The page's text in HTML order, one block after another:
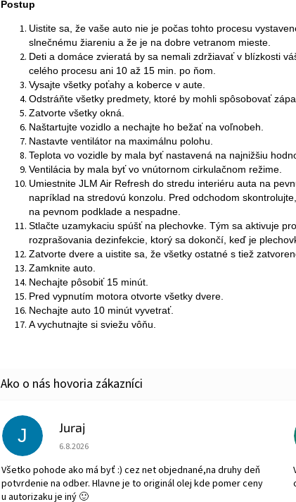
Postup
Uistite sa, že vaše auto nie je počas tohto procesu
slnečnému žiareniu a že je na dobre vetranom mieste.
Deti a domáce zvieratá by sa nemali zdržiavať v blízkosti
celého procesu ani 10 až 15 min. po ňom.
Vysajte všetky poťahy a koberce v aute.
Odstráňte všetky predmety, ktoré by mohli spôsobovať
Zatvorte všetky okná.
Naštartujte vozidlo a nechajte ho bežať na voľnobeh.
Nastavte ventilátor na maximálnu polohu.
Teplota vo vozidle by mala byť nastavená na najnižšiu
Ventilácia by mala byť vo vnútornom cirkulačnom režime.
Umiestnite JLM Air Refresh do stredu interiéru auta na
napríklad na stredovú konzolu. Pred odchodom
na pevnom podklade a nespadne.
Stlačte uzamykaciu spúšť na plechovke. Tým sa aktivuje
rozprašovania dezinfekcie, ktorý sa dokončí, keď je
Zatvorte dvere a uistite sa, že všetky ostatné s tiež
Zamknite auto.
Nechajte pôsobiť 15 minút.
Pred vypnutím motora otvorte všetky dvere.
Nechajte auto 10 minút vyvetrať.
A vychutnajte si sviežu vôňu.
J Juraj
Hodnotenie obchodu je 5 z 5 hviezdičiek.
6.8.2026
Všetko pohode ako má byť :) cez net objednané,na druhy deň
potvrdenie na odber. Hlavne je to originál olej kde pomer ceny
u autorizaku je iný 🙂